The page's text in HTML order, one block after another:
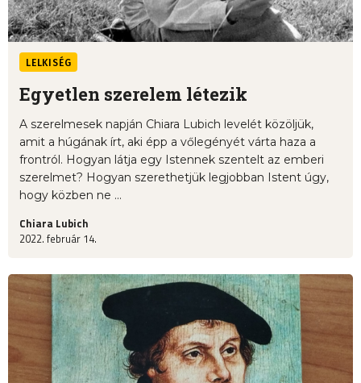
LELKISÉG
Egyetlen szerelem létezik
A szerelmesek napján Chiara Lubich levelét közöljük,
amit a húgának írt, aki épp a vőlegényét várta haza a
frontról. Hogyan látja egy Istennek szentelt az emberi
szerelmet? Hogyan szerethetjük legjobban Istent úgy,
hogy közben ne ...
Chiara Lubich
2022. február 14.